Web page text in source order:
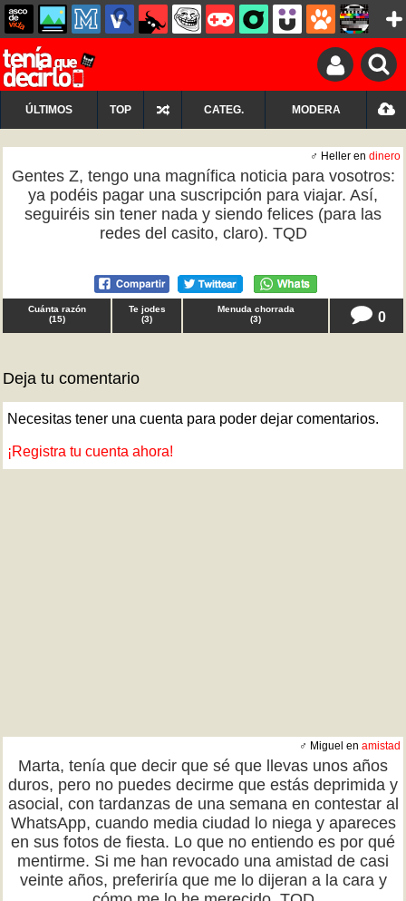
ÚLTIMOS TOP CATEG. MODERA
♂ Heller en dinero
Gentes Z, tengo una magnífica noticia para vosotros:
ya podéis pagar una suscripción para viajar. Así,
seguiréis sin tener nada y siendo felices (para las
redes del casito, claro). TQD
Cuánta razón
(15)
Te jodes
(3)
Menuda chorrada
(3) 0
Deja tu comentario
Necesitas tener una cuenta para poder dejar comentarios.
¡Registra tu cuenta ahora!
♂ Miguel en amistad
Marta, tenía que decir que sé que llevas unos años
duros, pero no puedes decirme que estás deprimida y
asocial, con tardanzas de una semana en contestar al
WhatsApp, cuando media ciudad lo niega y apareces
en sus fotos de fiesta. Lo que no entiendo es por qué
mentirme. Si me han revocado una amistad de casi
veinte años, preferiría que me lo dijeran a la cara y